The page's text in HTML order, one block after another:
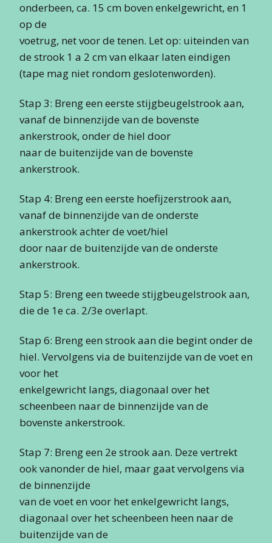
onderbeen, ca. 15 cm boven enkelgewricht, en 1
op de
voetrug, net voor de tenen. Let op: uiteinden van
de strook 1 a 2 cm van elkaar laten eindigen
(tape mag niet rondom geslotenworden).
Stap 3: Breng een eerste stijgbeugelstrook aan,
vanaf de binnenzijde van de bovenste
ankerstrook, onder de hiel door
naar de buitenzijde van de bovenste
ankerstrook.
Stap 4: Breng een eerste hoefijzerstrook aan,
vanaf de binnenzijde van de onderste
ankerstrook achter de voet/hiel
door naar de buitenzijde van de onderste
ankerstrook.
Stap 5: Breng een tweede stijgbeugelstrook aan,
die de 1e ca. 2/3e overlapt.
Stap 6: Breng een strook aan die begint onder de
hiel. Vervolgens via de buitenzijde van de voet en
voor het
enkelgewricht langs, diagonaal over het
scheenbeen naar de binnenzijde van de
bovenste ankerstrook.
Stap 7: Breng een 2e strook aan. Deze vertrekt
ook vanonder de hiel, maar gaat vervolgens via
de binnenzijde
van de voet en voor het enkelgewricht langs,
diagonaal over het scheenbeen heen naar de
buitenzijde van de